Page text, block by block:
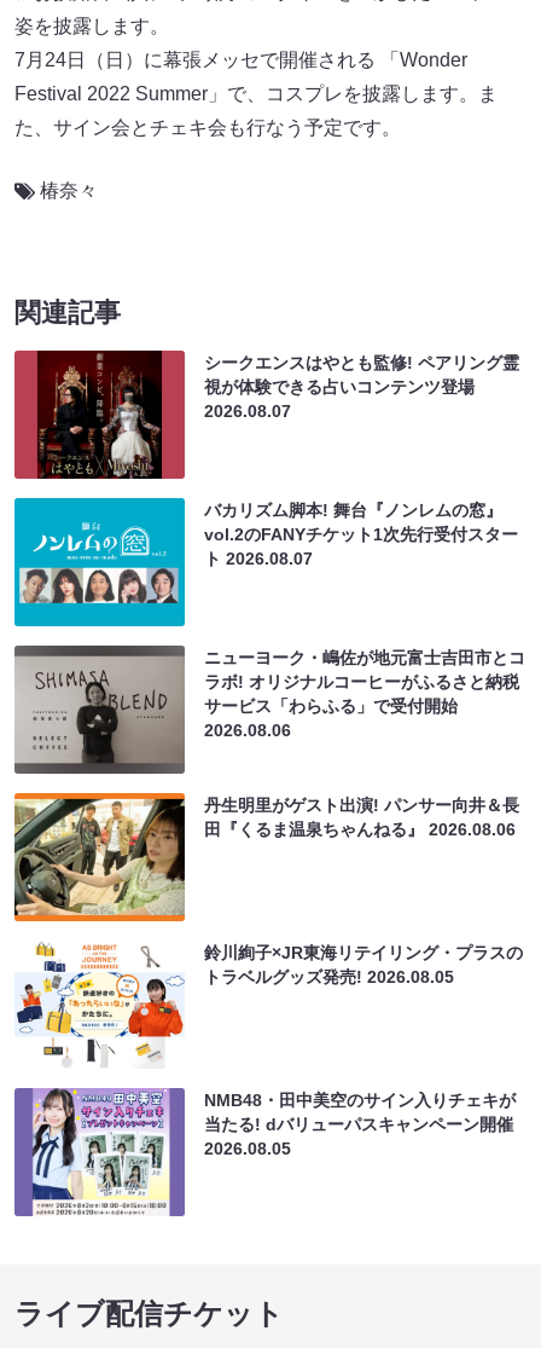
姿を披露します。
7月24日（日）に幕張メッセで開催される 「Wonder
Festival 2022 Summer」で、コスプレを披露します。ま
た、サイン会とチェキ会も行なう予定です。
椿奈々
関連記事
シークエンスはやとも監修! ペアリング霊
視が体験できる占いコンテンツ登場
2026.08.07
バカリズム脚本! 舞台『ノンレムの窓』
vol.2のFANYチケット1次先行受付スター
ト2026.08.07
ニューヨーク・嶋佐が地元富士吉田市とコ
ラボ! オリジナルコーヒーがふるさと納税
サービス「わらふる」で受付開始
2026.08.06
丹生明里がゲスト出演! パンサー向井＆長
田『くるま温泉ちゃんねる』2026.08.06
鈴川絢子×JR東海リテイリング・プラスの
トラベルグッズ発売!2026.08.05
NMB48・田中美空のサイン入りチェキが
当たる! dバリューパスキャンペーン開催
2026.08.05
ライブ配信チケット